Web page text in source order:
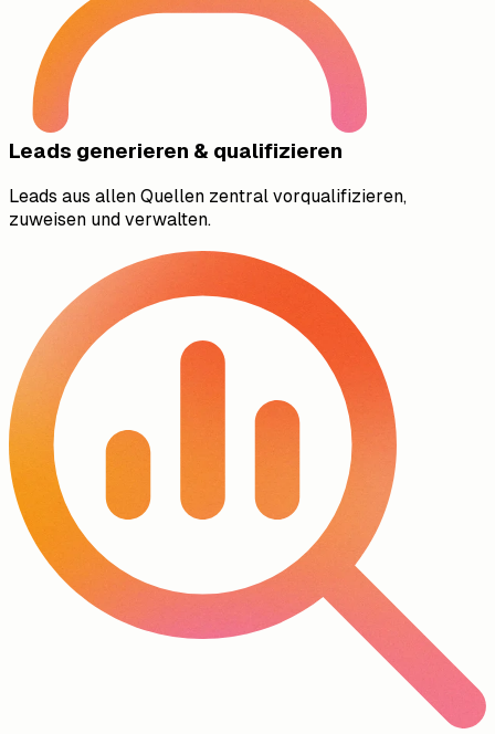
Leads generieren & qualifizieren
Leads aus allen Quellen zentral vorqualifizieren,
zuweisen und verwalten.